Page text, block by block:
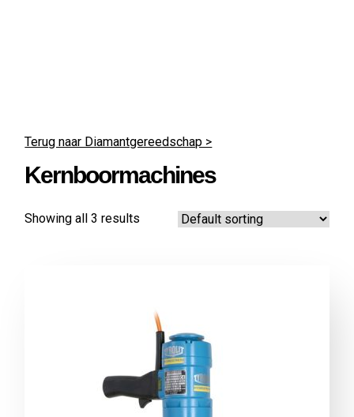
Terug naar Diamant­gereedschap >
Kern­boormachines
Showing all 3 results